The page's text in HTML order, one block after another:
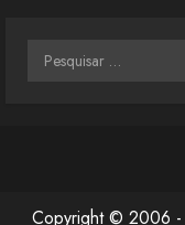
Pesquisar
Copyright © 2006 -